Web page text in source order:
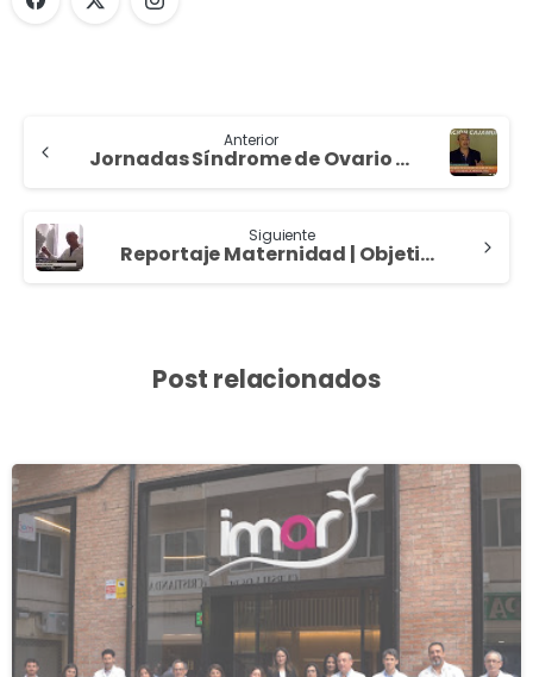
Anterior
Jornadas Síndrome de Ovario Poliquístico | 7TV
Siguiente
Reportaje Maternidad | Objetivo 7TV
Post relacionados
0